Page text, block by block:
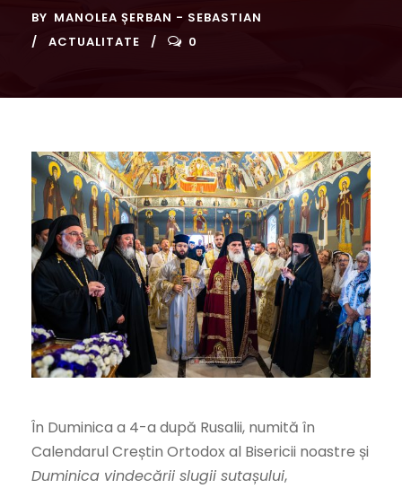
BY MANOLEA ȘERBAN - SEBASTIAN
ACTUALITATE
0
În Duminica a 4-a după Rusalii, numită în
Calendarul Creștin Ortodox al Bisericii noastre și
Duminica vindecării slugii sutașului,